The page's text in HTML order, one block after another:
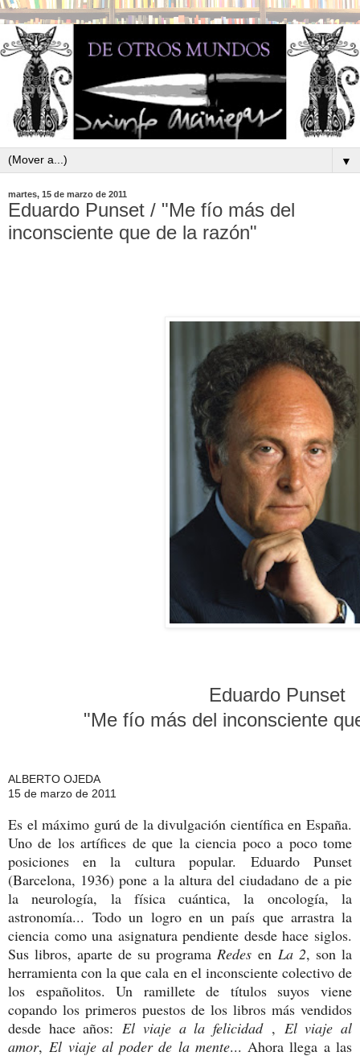
▼
martes, 15 de marzo de 2011
Eduardo Punset / "Me fío más del
inconsciente que de la razón"
Eduardo Punset
"Me fío más del inconsciente
ALBERTO OJEDA
15 de marzo de 2011
Es el máximo gurú de la divulgación científica en España.
Uno de los artífices de que la ciencia poco a poco tome
posiciones en la cultura popular.
Eduardo Punset
(Barcelona, 1936) pone a la altura del ciudadano de a pie
la neurología, la física cuántica, la oncología, la
astronomía... Todo un logro en un país que arrastra la
ciencia como una asignatura pendiente desde hace siglos.
Sus libros, aparte de su programa Redes en La 2, son la
herramienta con la que cala en el inconsciente colectivo de
los españolitos. Un ramillete de títulos suyos viene
copando los primeros puestos de los libros más vendidos
desde hace años: El viaje a la felicidad , El viaje al
amor, El viaje al poder de la mente... Ahora llega a las